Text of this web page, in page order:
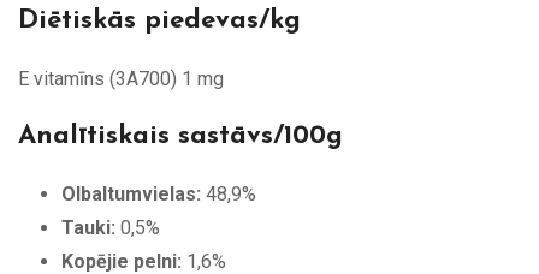
Diētiskās piedevas/kg
E vitamīns (3A700) 1 mg
Analītiskais sastāvs/100g
Olbaltumvielas: 48,9%
Tauki: 0,5%
Kopējie pelni: 1,6%